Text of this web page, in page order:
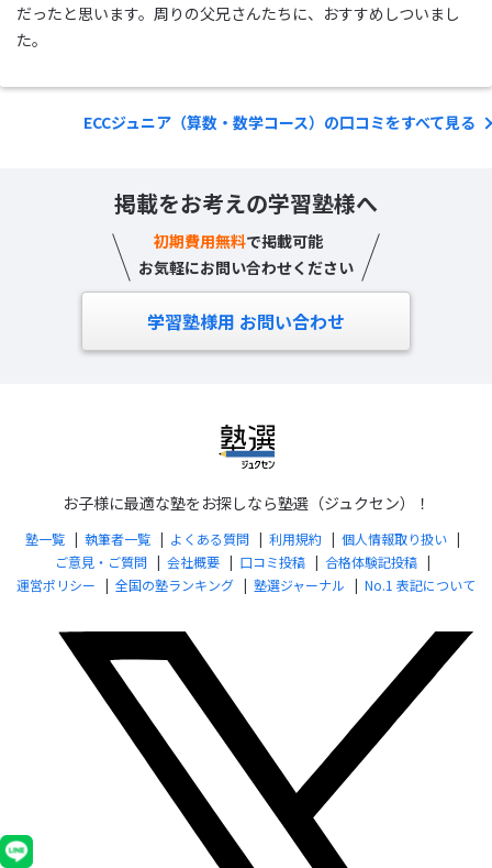
だったと思います。周りの父兄さんたちに、おすすめしついまし
た。
ECCジュニア（算数・数学コース）の口コミをすべて見る
掲載をお考えの学習塾様へ
初期費用無料で掲載可能
お気軽にお問い合わせください
学習塾様用 お問い合わせ
お子様に最適な塾をお探しなら塾選（ジュクセン）！
塾一覧 執筆者一覧 よくある質問 利用規約
個人情報取り扱い
ご意見・ご質問
会社概要 口コミ投稿
合格体験記投稿
運営ポリシー
全国の塾ランキング 塾選ジャーナル No.1 表記について